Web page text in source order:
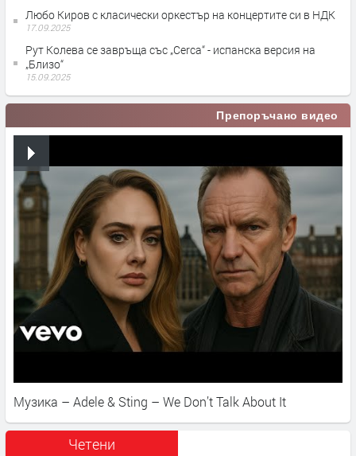
Любо Киров с класически оркестър на концертите си в НДК
17.09.2025
Рут Колева се завръща със „Cerca“ - испанскa версия на
„Близо“
15.09.2025
Препоръчано видео
Музика – Adele & Sting – We Don’t Talk About It
Четени